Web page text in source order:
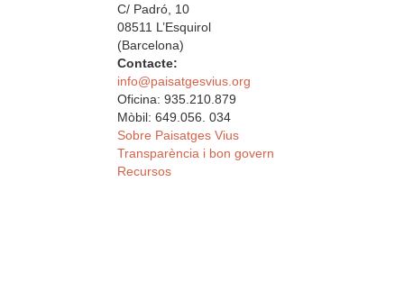
C/ Padró, 10
08511 L’Esquirol
(Barcelona)
Contacte:
info@paisatgesvius.org
Oficina: 935.210.879
Mòbil: 649.056. 034
Sobre Paisatges Vius
Transparència i bon govern
Recursos